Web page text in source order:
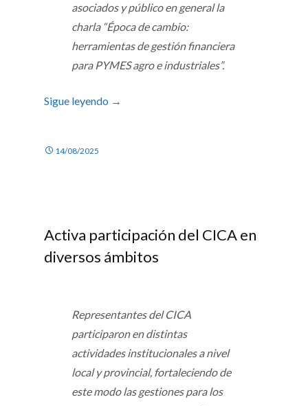
asociados y público en general la
charla “Época de cambio:
herramientas de gestión financiera
para PYMES agro e industriales”.
Sigue leyendo →
14/08/2025
Activa participación del CICA en
diversos ámbitos
Representantes del CICA
participaron en distintas
actividades institucionales a nivel
local y provincial, fortaleciendo de
este modo las gestiones para los